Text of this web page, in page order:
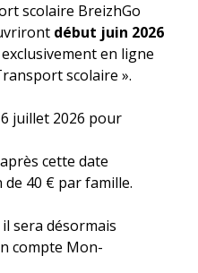
scolaire BreizhGo
début juin 2026
en ligne
scolaire ».
juillet 2026 pour
cette date
40 € par famille.
sera désormais
compte Mon-